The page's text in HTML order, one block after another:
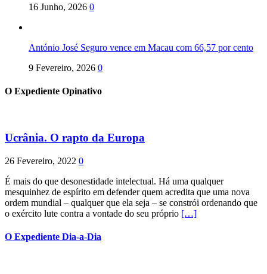
16 Junho, 2026 0
António José Seguro vence em Macau com 66,57 por cento
9 Fevereiro, 2026 0
O Expediente Opinativo
Ucrânia. O rapto da Europa
26 Fevereiro, 2022 0
É mais do que desonestidade intelectual. Há uma qualquer
mesquinhez de espírito em defender quem acredita que uma nova
ordem mundial – qualquer que ela seja – se constrói ordenando que
o exército lute contra a vontade do seu próprio […]
O Expediente Dia-a-Dia